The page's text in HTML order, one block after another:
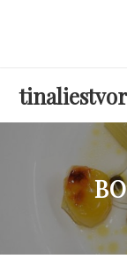
tinaliestvor